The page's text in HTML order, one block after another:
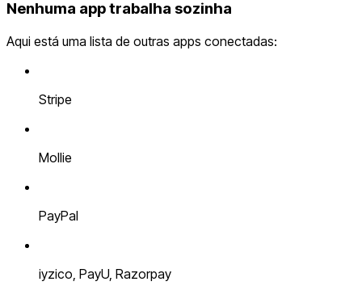
Nenhuma app trabalha sozinha
Aqui está uma lista de outras apps conectadas:
Stripe
Mollie
PayPal
iyzico, PayU, Razorpay